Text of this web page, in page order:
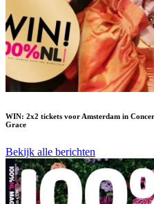
WIN: 2x2 tickets voor Amsterdam in
Grace
Bekijk alle berichten